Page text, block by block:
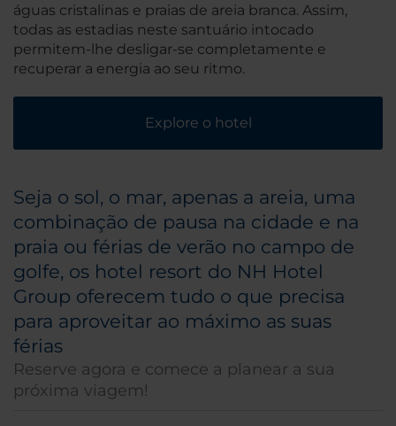
águas cristalinas e praias de areia branca. Assim,
todas as estadias neste santuário intocado
permitem-lhe desligar-se completamente e
recuperar a energia ao seu ritmo.
Explore o hotel
Seja o sol, o mar, apenas a areia, uma
combinação de pausa na cidade e na
praia ou férias de verão no campo de
golfe, os hotel resort do NH Hotel
Group oferecem tudo o que precisa
para aproveitar ao máximo as suas
férias
Reserve agora e comece a planear a sua
próxima viagem!